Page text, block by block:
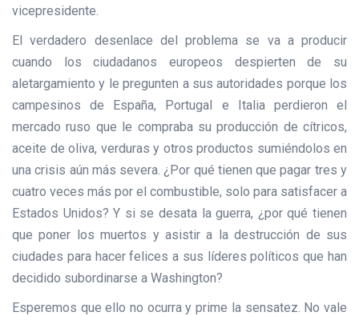
vicepresidente.
El verdadero desenlace del problema se va a producir
cuando los ciudadanos europeos despierten de su
aletargamiento y le pregunten a sus autoridades porque los
campesinos de España, Portugal e Italia perdieron el
mercado ruso que le compraba su producción de cítricos,
aceite de oliva, verduras y otros productos sumiéndolos en
una crisis aún más severa. ¿Por qué tienen que pagar tres y
cuatro veces más por el combustible, solo para satisfacer a
Estados Unidos? Y si se desata la guerra, ¿por qué tienen
que poner los muertos y asistir a la destrucción de sus
ciudades para hacer felices a sus líderes políticos que han
decidido subordinarse a Washington?
Esperemos que ello no ocurra y prime la sensatez. No vale